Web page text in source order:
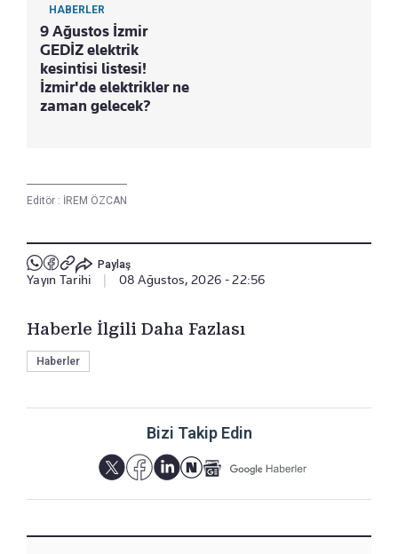
HABERLER
9 Ağustos İzmir
GEDİZ elektrik
kesintisi listesi!
İzmir'de elektrikler ne
zaman gelecek?
Editör : İREM ÖZCAN
Paylaş
Yayın Tarihi 08 Ağustos, 2026 - 22:56
Haberle İlgili Daha Fazlası
Haberler
Bizi Takip Edin